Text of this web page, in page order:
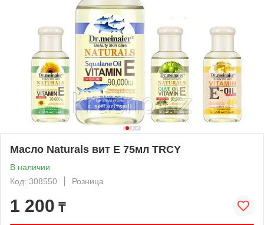
Масло Naturals вит Е 75мл TRCY
В наличии
Код: 308550
Розница
1 200 ₸